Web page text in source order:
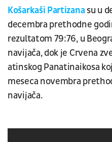
Košarkaši Partizanasu u
decembra prethodne
rezultatom 79:76, u
navijača, dok je Crvena
atinskog Panatinaikosa
meseca novembra
navijača.